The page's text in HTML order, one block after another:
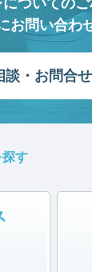
お問い合わ
・お問合
す